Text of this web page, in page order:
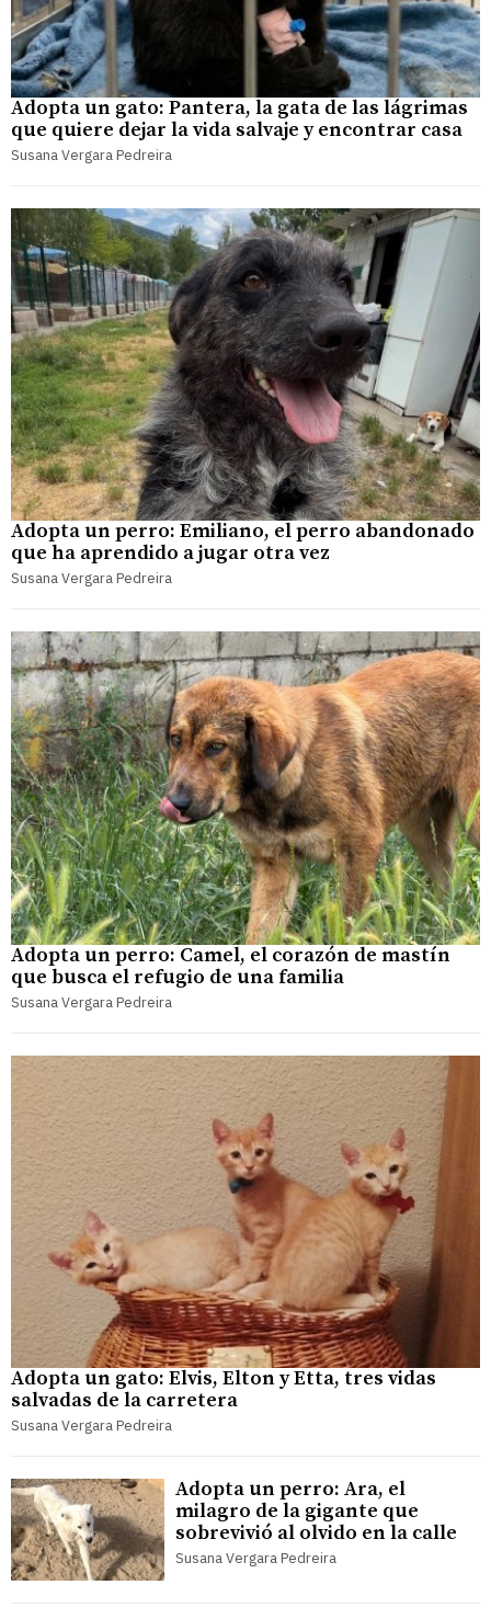
Adopta un gato: Pantera, la gata de las lágrimas
que quiere dejar la vida salvaje y encontrar casa
Susana Vergara Pedreira
Adopta un perro: Emiliano, el perro abandonado
que ha aprendido a jugar otra vez
Susana Vergara Pedreira
Adopta un perro: Camel, el corazón de mastín
que busca el refugio de una familia
Susana Vergara Pedreira
Adopta un gato: Elvis, Elton y Etta, tres vidas
salvadas de la carretera
Susana Vergara Pedreira
Adopta un perro: Ara, el
milagro de la gigante que
sobrevivió al olvido en la calle
Susana Vergara Pedreira